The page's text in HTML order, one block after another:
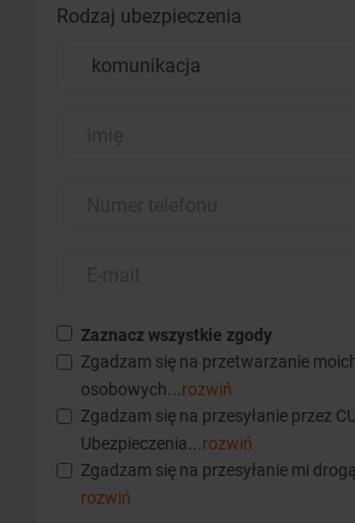
Rodzaj ubezpieczenia
Zaznacz wszystkie zgody
Zgadzam się na przetwarzanie
osobowych...rozwiń
Zgadzam się na przesyłanie przez
Ubezpieczenia...rozwiń
Zgadzam się na przesyłanie mi
rozwiń